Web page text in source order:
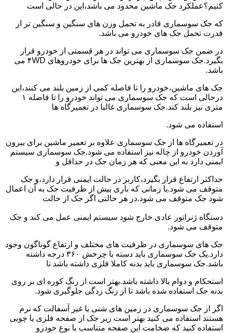
کنیم؟عملکرد جک ماشین محدود می باشد،این در حالی است
که جک سوسماری قادر به تحمل وزن های سنگین و سنگین تر از
قدرت تحمل جک های خودرو می باشد.
در ضمن جک سوسماری می تواند در هر قسمتی از خودرو قرار
بگیرد.جک سوسماری از بهترین جک ها برای خودروهای ۴WD می
باشد.
جک های ماشین،خودرو را تا فاصله کمی از زمین بلند می کنند،این
درحالی است که جک سوسماری می تواند خودرو را تا فاصله ۱
متری نیز بلند کند.جک سوسماری غالبا در تعمیرگاه ها
استفاده می شود.
در تعمیرگاه ها از جک سوسماری علاوه بر تعمیر ماشین برای بیرون
آوردن خودرو از چاله نیز استفاده می شود.جک سوسماری سیستم
ایمنی دارد به این معنی که هر زمان جک در حداقل و
حداکثر ارتفاع قرار بگیرد،کاربر در حالت ایمنی قرار دارد،و جک
متوقف می شود.یا زمانی که باری بیش از ظرفیت جک به آن اعمال
شود جک متوقف می شود.در هر حالتی اگر جک از حالت
دستگاه ژنراتور عادی خارج شود سیستم ایمنی عمل می کند و جک
متوقف می شود.
جک های سوسماری در ظرفیت های مختلف و ارتفاع گوناگون وجود
دارد.یک جک سوسماری باید دسته با چرخش ۳۶۰ درجه داشته
باشد.جک سوسماری باید بدنه کاملا فلزی داشته باشد تا
استحکام و دوام بالا داشته باشد.بهتر است از رنگ کوره ای بر روی
بدنه جک استفاده شده باشد تا از زنگ زدگی جلوگیری شود.
اگر از جک سوسماری در زمین های شنی یا غیر آسفالت که نرم
هستند استفاده می کنید بهتر است زیر جک از صفحه فلزی یا چوبی
استفاده کنید که ضخامت این صفحه متناسب با نوع خودرو